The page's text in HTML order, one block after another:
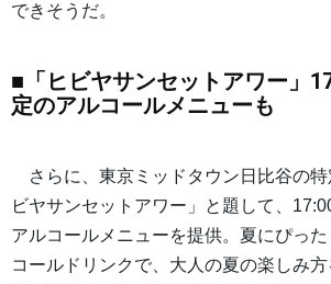
できそうだ。
■「ヒビヤサンセットアワー」
定のアルコールメニューも
さらに、東京ミッドタウン日比谷の特
ビヤサンセットアワー」と題して、
アルコールメニューを提供。夏にぴっ
コールドリンクで、大人の夏の楽しみ方